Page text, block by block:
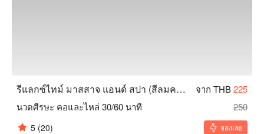
รีแลกซ์ไทม์ มาสสาจ แอนด์ สปา (สีลมคอมเพล็กซ์) จาก THB225
นวดศีรษะ คอและไหล่ 30/60 นาที
250
5 (20) จองเลย